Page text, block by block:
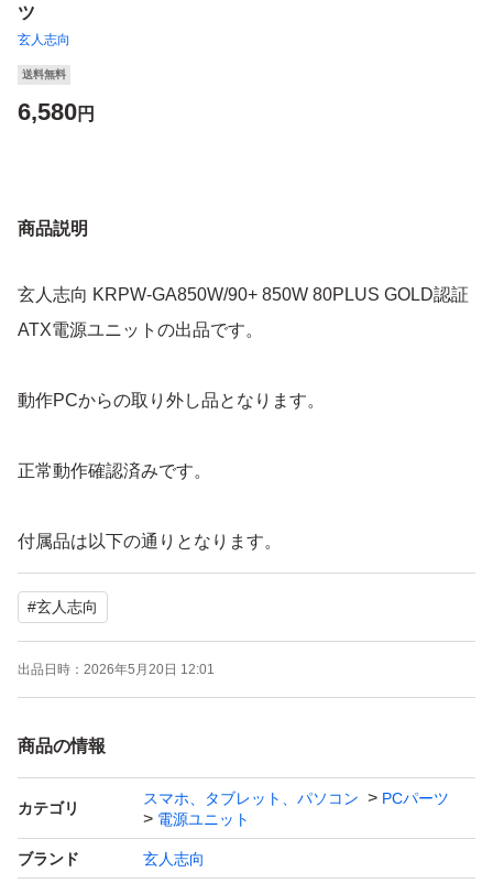
ツ
玄人志向
送料無料
6,580円
商品説明
玄人志向 KRPW-GA850W/90+ 850W 80PLUS GOLD認証
ATX電源ユニットの出品です。
動作PCからの取り外し品となります。
正常動作確認済みです。
付属品は以下の通りとなります。
・24ピン ATX電源ケーブル×1
・4+4ピン EPSケーブル×1
・8+8ピン PCIe電源ケーブル×2
・4ピン ペリフェラル電源ケーブル×1
精密機械につき、他の部品との相性による不具合等含め完
#玄人志向
出品日時： 2026年5月20日 12:01
商品の情報
カテゴリ
スマホ、タブレット、パソコン
PCパーツ
電源ユニット
ブランド 玄人志向